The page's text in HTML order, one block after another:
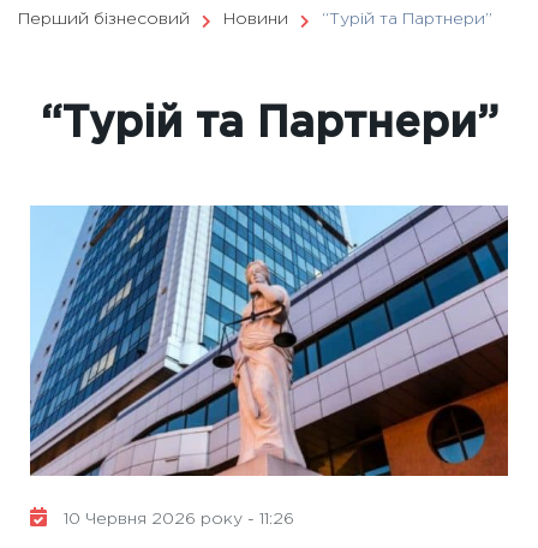
Перший бізнесовий Новини “Турій та Партнери”
“Турій та Партнери”
10 Червня 2026 року - 11:26